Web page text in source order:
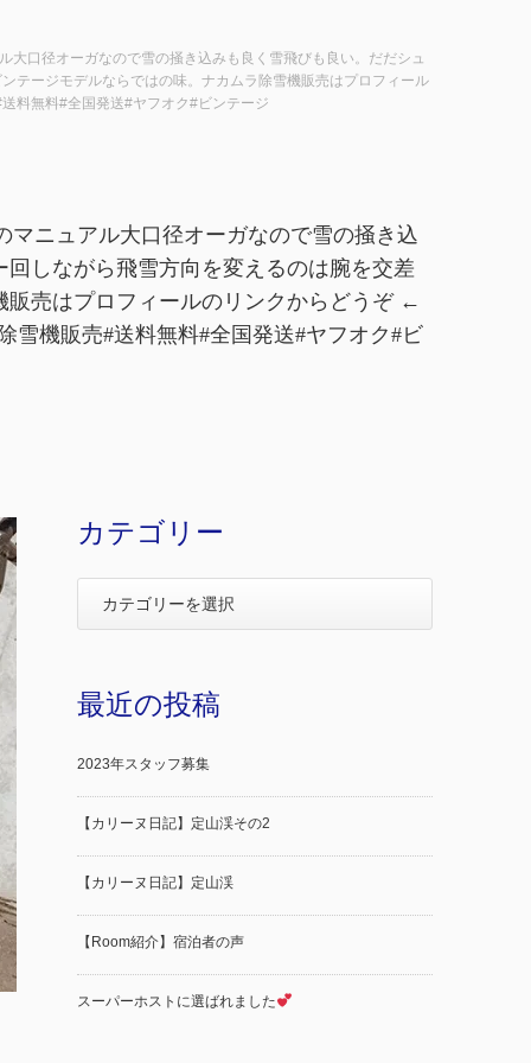
口径オーガなので雪の掻き込みも良く雪飛びも良い。だだシュ
テージモデルならではの味。ナカムラ除雪機販売はプロフィール
料無料#全国発送#ヤフオク#ビンテージ
マニュアル大口径オーガなので雪の掻き込
しながら飛雪方向を変えるのは腕を交差
売はプロフィールのリンクからどうぞ ←
雪機販売#送料無料#全国発送#ヤフオク#ビ
カテゴリー
最近の投稿
2023年スタッフ募集
【カリーヌ日記】定山渓その2
【カリーヌ日記】定山渓
【Room紹介】宿泊者の声
スーパーホストに選ばれました